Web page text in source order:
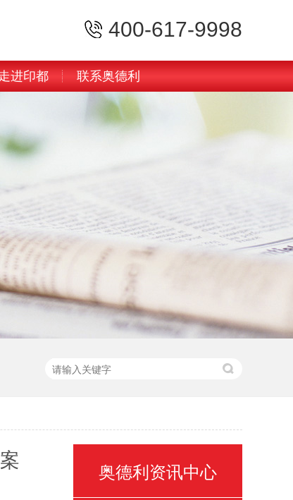
400-617-9998
进印都 联系奥德利
奥德利资讯中心